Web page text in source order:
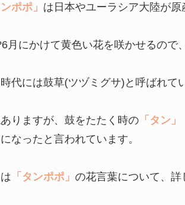
ンポポ」 は日本やユーラシア大陸が
月にかけて黄色い花を咲かせるの
代には鼓草(ツヅミグサ)と呼ばれて
りますが、鼓をたたく時の 「タン」
なったと言われています。
「タンポポ」の花言葉について、